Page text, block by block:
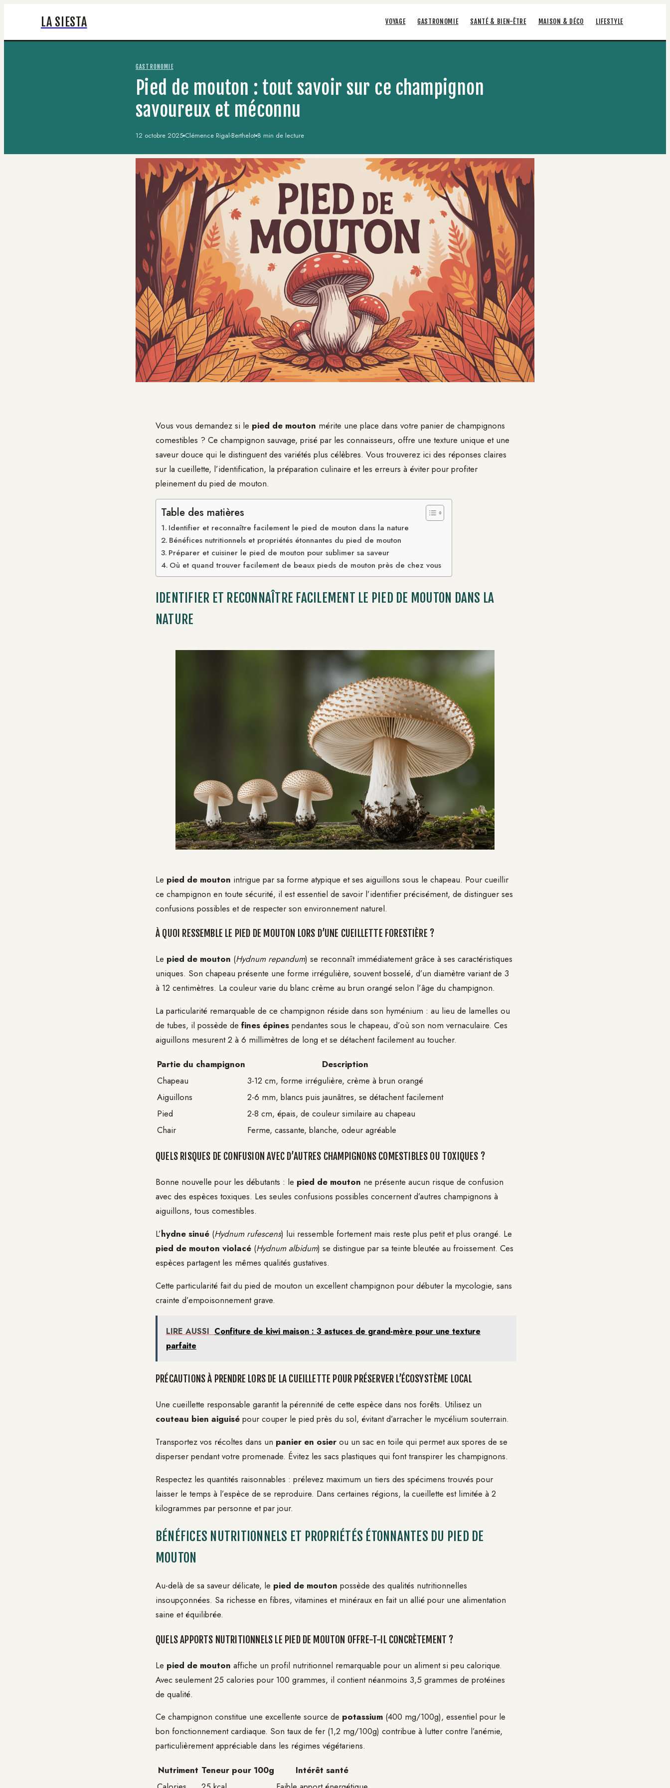
LA SIESTA VOYAGE GASTRONOMIE SANTÉ & BIEN-ÊTRE MAISON & DÉCO LIFESTYLE
GASTRONOMIE
Pied de mouton : tout savoir sur ce champignon
savoureux et méconnu
12 octobre 2025·Clémence Rigal-Berthelot·8 min de lecture
Vous vous demandez si le pied de mouton mérite une place dans votre panier de champignons
comestibles ? Ce champignon sauvage, prisé par les connaisseurs, offre une texture unique et une
saveur douce qui le distinguent des variétés plus célèbres. Vous trouverez ici des réponses claires
sur la cueillette, l’identification, la préparation culinaire et les erreurs à éviter pour profiter
pleinement du pied de mouton.
Table des matières
Identifier et reconnaître facilement le pied de mouton dans la nature
Bénéfices nutritionnels et propriétés étonnantes du pied de mouton
Préparer et cuisiner le pied de mouton pour sublimer sa saveur
Où et quand trouver facilement de beaux pieds de mouton près de chez vous
IDENTIFIER ET RECONNAÎTRE FACILEMENT LE PIED DE MOUTON DANS LA
NATURE
Le pied de mouton intrigue par sa forme atypique et ses aiguillons sous le chapeau. Pour cueillir
ce champignon en toute sécurité, il est essentiel de savoir l’identifier précisément, de distinguer ses
confusions possibles et de respecter son environnement naturel.
À QUOI RESSEMBLE LE PIED DE MOUTON LORS D’UNE CUEILLETTE FORESTIÈRE ?
Le pied de mouton (Hydnum repandum) se reconnaît immédiatement grâce à ses caractéristiques
uniques. Son chapeau présente une forme irrégulière, souvent bosselé, d’un diamètre variant de 3
à 12 centimètres. La couleur varie du blanc crème au brun orangé selon l’âge du champignon.
La particularité remarquable de ce champignon réside dans son hyménium : au lieu de lamelles ou
de tubes, il possède de fines épines pendantes sous le chapeau, d’où son nom vernaculaire. Ces
aiguillons mesurent 2 à 6 millimètres de long et se détachent facilement au toucher.
Partie du champignon
Description
Chapeau
3-12 cm, forme irrégulière, crème à brun orangé
Aiguillons
2-6 mm, blancs puis jaunâtres, se détachent facilement
Pied
2-8 cm, épais, de couleur similaire au chapeau
Chair
Ferme, cassante, blanche, odeur agréable
QUELS RISQUES DE CONFUSION AVEC D’AUTRES CHAMPIGNONS COMESTIBLES OU TOXIQUES ?
Bonne nouvelle pour les débutants : le pied de mouton ne présente aucun risque de confusion
avec des espèces toxiques. Les seules confusions possibles concernent d’autres champignons à
aiguillons, tous comestibles.
L’hydne sinué (Hydnum rufescens) lui ressemble fortement mais reste plus petit et plus orangé. Le
pied de mouton violacé (Hydnum albidum) se distingue par sa teinte bleutée au froissement. Ces
espèces partagent les mêmes qualités gustatives.
Cette particularité fait du pied de mouton un excellent champignon pour débuter la mycologie, sans
crainte d’empoisonnement grave.
LIRE AUSSI Confiture de kiwi maison : 3 astuces de grand-mère pour une texture
parfaite
PRÉCAUTIONS À PRENDRE LORS DE LA CUEILLETTE POUR PRÉSERVER L’ÉCOSYSTÈME LOCAL
Une cueillette responsable garantit la pérennité de cette espèce dans nos forêts. Utilisez un
couteau bien aiguisé pour couper le pied près du sol, évitant d’arracher le mycélium souterrain.
Transportez vos récoltes dans un panier en osier ou un sac en toile qui permet aux spores de se
disperser pendant votre promenade. Évitez les sacs plastiques qui font transpirer les champignons.
Respectez les quantités raisonnables : prélevez maximum un tiers des spécimens trouvés pour
laisser le temps à l’espèce de se reproduire. Dans certaines régions, la cueillette est limitée à 2
kilogrammes par personne et par jour.
BÉNÉFICES NUTRITIONNELS ET PROPRIÉTÉS ÉTONNANTES DU PIED DE
MOUTON
Au-delà de sa saveur délicate, le pied de mouton possède des qualités nutritionnelles
insoupçonnées. Sa richesse en fibres, vitamines et minéraux en fait un allié pour une alimentation
saine et équilibrée.
QUELS APPORTS NUTRITIONNELS LE PIED DE MOUTON OFFRE-T-IL CONCRÈTEMENT ?
Le pied de mouton affiche un profil nutritionnel remarquable pour un aliment si peu calorique.
Avec seulement 25 calories pour 100 grammes, il contient néanmoins 3,5 grammes de protéines
de qualité.
Ce champignon constitue une excellente source de potassium (400 mg/100g), essentiel pour le
bon fonctionnement cardiaque. Son taux de fer (1,2 mg/100g) contribue à lutter contre l’anémie,
particulièrement appréciable dans les régimes végétariens.
Nutriment Teneur pour 100g
Intérêt santé